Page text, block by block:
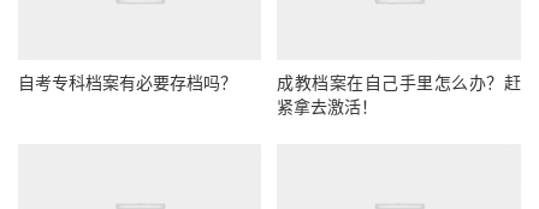
自考专科档案有必要存档吗？
成教档案在自己手里怎么办？赶
紧拿去激活！